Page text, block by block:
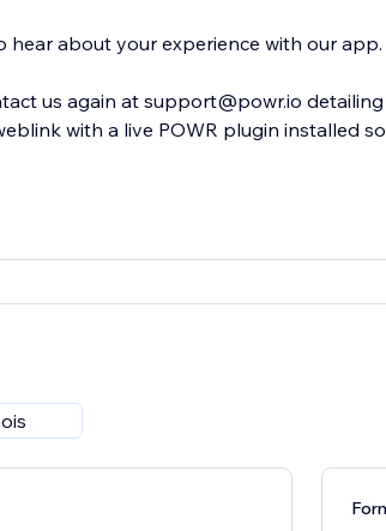
hear about your experience with our app.
us again at support@powr.io
with a live POWR plugin installed